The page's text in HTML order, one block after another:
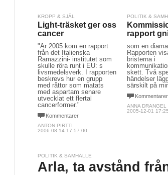
KROPP & SJÄL
Light-träsket ger oss
cancer
"År 2005 kom en rapport
från det Italienska
Ramazzini- institutet som
skulle röra runt i EU: s
livsmedelsverk. I rapporten
beskrevs hur en grupp
med råttor som matats
med aspartam senare
utvecklat ett flertal
cancerformer."
Kommentarer
ANTON PIRTTI
2006-08-14 17:57:00
POLITIK &
rapport
som en
Rapporten
bristerna i
skett. Två
händelser
särskilt på
Kommentarer
ANNA DRANGEL
2005-12-01
POLITIK & SAMHÄLLE
Arla, ta avstånd